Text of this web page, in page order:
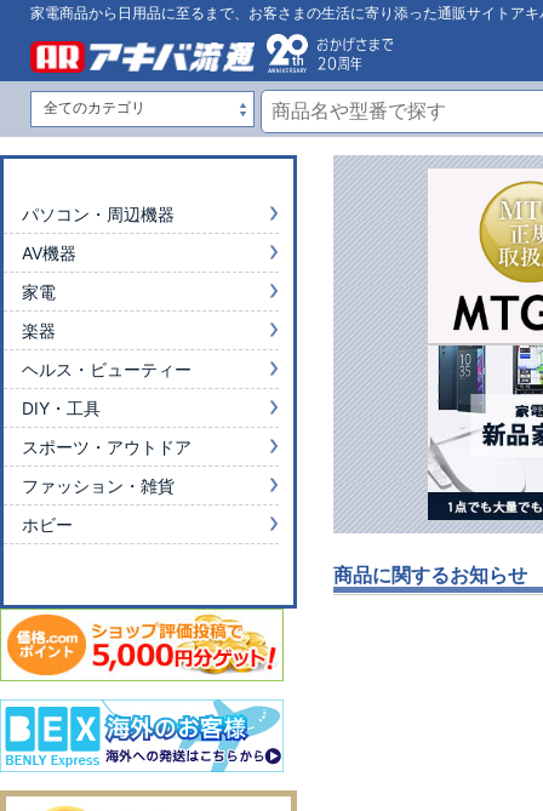
家電商品から日用品に至るまで、お客さまの生活に寄り添った通販サイトアキ
商品に関するお知らせ
パソコン・周辺機器
AV機器
家電
楽器
ヘルス・ビューティー
DIY・工具
スポーツ・アウトドア
ファッション・雑貨
ホビー